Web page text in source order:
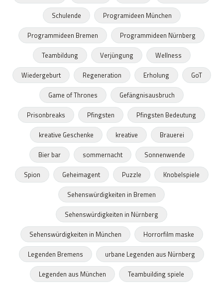
Schulende
Programideen München
Programmideen Bremen
Programmideen Nürnberg
Teambildung
Verjüngung
Wellness
Wiedergeburt
Regeneration Erholung
GoT
Game of Thrones
Gefängnisausbruch
Prisonbreaks
Pfingsten
Pfingsten Bedeutung
kreative Geschenke
kreative
Brauerei
Bier bar
sommernacht
Sonnenwende
Spion
Geheimagent Puzzle
Knobelspiele
Sehenswürdigkeiten in Bremen
Sehenswürdigkeiten in Nürnberg
Sehenswürdigkeiten in München
Horrorfilm maske
Legenden Bremens
urbane Legenden aus Nürnberg
Legenden aus München
Teambuilding spiele